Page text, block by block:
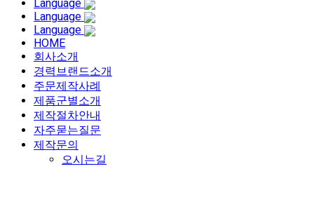
Language
Language
Language
HOME
회사소개
경력브랜드소개
주문제작사례
제품군별소개
제작절차안내
자주묻는질문
제작문의
오시는길